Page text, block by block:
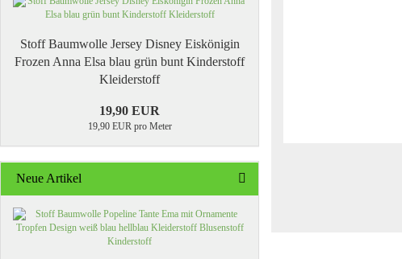
Stoff Baumwolle Jersey Disney Eiskönigin
Frozen Anna Elsa blau grün bunt Kinderstoff
Kleiderstoff
19,90 EUR
19,90 EUR pro Meter
Neue Artikel